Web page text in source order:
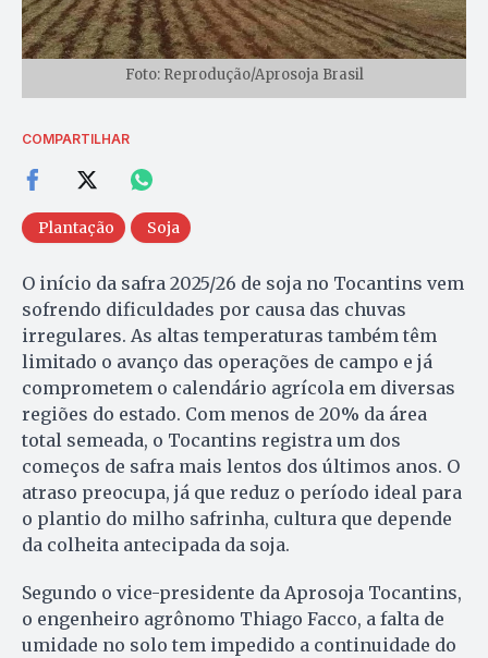
Foto: Reprodução/Aprosoja Brasil
COMPARTILHAR
Plantação Soja
O início da safra 2025/26 de soja no Tocantins vem
sofrendo dificuldades por causa das chuvas
irregulares. As altas temperaturas também têm
limitado o avanço das operações de campo e já
comprometem o calendário agrícola em diversas
regiões do estado. Com menos de 20% da área
total semeada, o Tocantins registra um dos
começos de safra mais lentos dos últimos anos. O
atraso preocupa, já que reduz o período ideal para
o plantio do milho safrinha, cultura que depende
da colheita antecipada da soja.
Segundo o vice-presidente da Aprosoja Tocantins,
o engenheiro agrônomo Thiago Facco, a falta de
umidade no solo tem impedido a continuidade do